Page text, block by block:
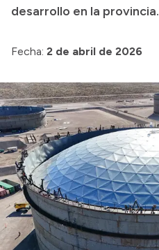
desarrollo en la provincia.
Fecha: 2 de abril de 2026